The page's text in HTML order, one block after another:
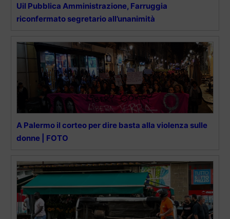
Uil Pubblica Amministrazione, Farruggia
riconfermato segretario all’unanimità
A Palermo il corteo per dire basta alla violenza sulle
donne | FOTO